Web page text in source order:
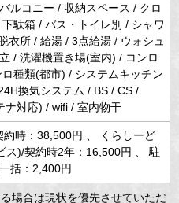
ルコニー / 収納スペース / クロ
駄箱 / バス・トイレ別 / シャワ
衣所 / 給湯 / 3点給湯 / ウォシュ
/ 洗濯機置き場(室内) / コンロ
種類(都市) / システムキッチン
換気システム / BS / CS /
ナ対応) / wifi / 室内物干
約時：38,500円 、 くらしーど
ス)/契約時2年：16,500円 、 駐
括：2,400円
場合は現状を優先させていただ